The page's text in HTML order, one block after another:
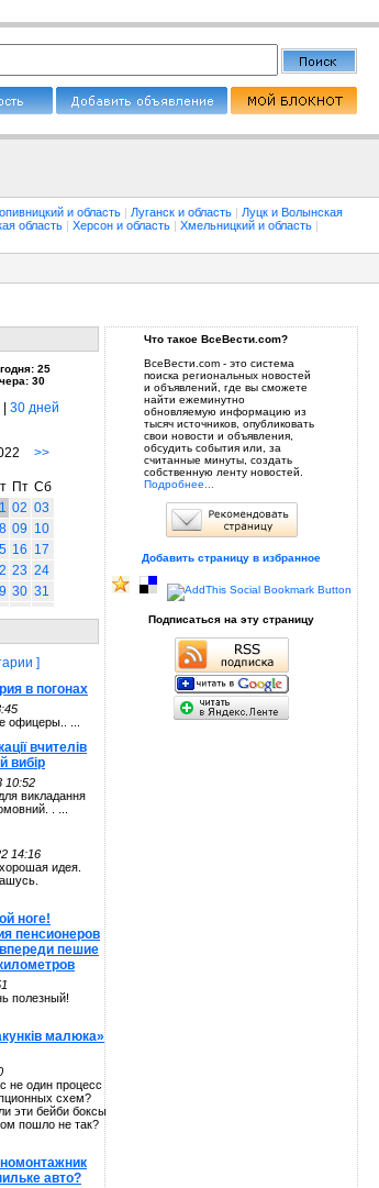
и область | Луганск и область | Луцк и Волынская
область | Херсон и область | Хмельницкий и область |
25
30
30 дней
>>
Пт Сб
02 03
09 10
16 17
23 24
30 31
]
в погонах
офицеры.. ...
вчителів
вибір
10:52
викладання
. ...
14:16
идея.
ноге!
пенсионеров
пешие
полезный!
малюка»
не один процесс
схем?
эти бейби боксы
пошло не так?
авто?
Что такое ВсеВести.com?
ВсеВести.com - это система
поиска региональных новостей
и объявлений, где вы сможете
найти ежеминутно
обновляемую информацию из
тысяч источников, опубликовать
свои новости и объявления,
обсудить события или, за
считанные минуты, создать
собственную ленту новостей.
Подробнее...
Добавить страницу в избранное
Подписаться на эту страницу